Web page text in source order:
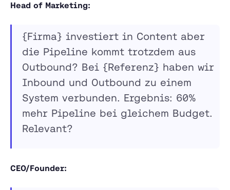
Head of Marketing:
{Firma} investiert in Content aber
die Pipeline kommt trotzdem aus
Outbound? Bei {Referenz} haben wir
Inbound und Outbound zu einem
System verbunden. Ergebnis: 60%
mehr Pipeline bei gleichem Budget.
Relevant?
CEO/Founder: